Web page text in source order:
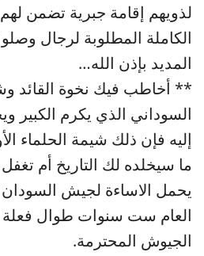
لذويهم إقامة جبرية تضمن
الكاملة المطلوبة لرجال
المديد بإذن الله…
** أخاطب فيك نخوة القائد
السوداني الذي يكرم الكبير
إليه فإن ذلك شيمة الحلماء
ما سيخلده لك التاريخ أم
يحمل الاساءة لجيش
العام ست سنوات طوال فعلة
الجيوش المحترمة.